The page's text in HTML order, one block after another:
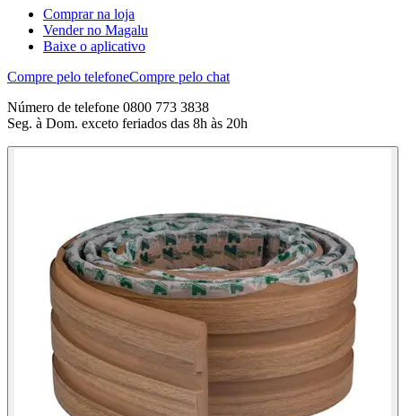
Comprar na loja
Vender no Magalu
Baixe o aplicativo
Compre pelo telefoneCompre pelo chat
Número de telefone 0800 773 3838
Seg. à Dom. exceto feriados das 8h às 20h